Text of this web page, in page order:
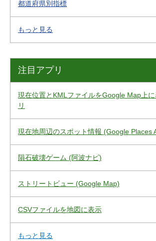
都道府県別指標
もっと見る
注目アプリ
現在位置とKMLファイルをGoogle Map上
リ
現在地周辺のスポット情報 (Google Places
隕石破壊ゲーム (阿波ナビ)
ストリートビュー (Google Map)
CSVファイルを地図に表示
もっと見る